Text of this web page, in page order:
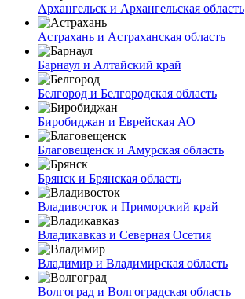
Архангельск и Архангельская область
Астрахань и Астраханская область
Барнаул и Алтайский край
Белгород и Белгородская область
Биробиджан и Еврейская АО
Благовещенск и Амурская область
Брянск и Брянская область
Владивосток и Приморский край
Владикавказ и Северная Осетия
Владимир и Владимирская область
Волгоград и Волгоградская область